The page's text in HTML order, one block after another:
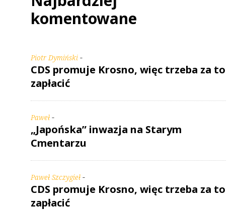
komentowane
Piotr Dymiński -
CDS promuje Krosno, więc trzeba za to
zapłacić
Paweł -
„Japońska” inwazja na Starym
Cmentarzu
Paweł Szczygieł -
CDS promuje Krosno, więc trzeba za to
zapłacić